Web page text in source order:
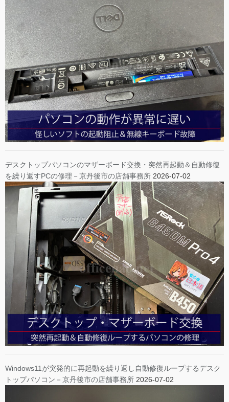
デスクトップパソコンのマザーボード交換・突然再起動＆自動修復
を繰り返すPCの修理－京丹後市の店舗事務所 2026-07-02
Windows11が突発的に再起動を繰り返し自動修復ループするデスク
トップパソコン－京丹後市の店舗事務所 2026-07-02